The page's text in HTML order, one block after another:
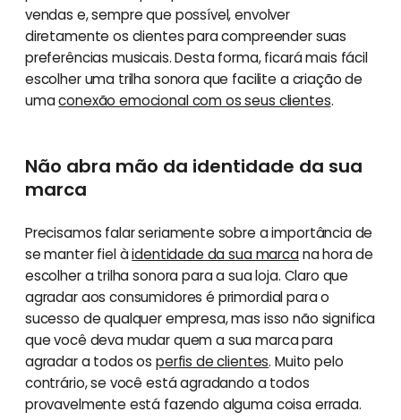
vendas e, sempre que possível, envolver
diretamente os clientes para compreender suas
preferências musicais. Desta forma, ficará mais fácil
escolher uma trilha sonora que facilite a criação de
umaconexão emocional com os seus clientes.
Não abra mão da identidade da sua
marca
Precisamos falar seriamente sobre a importância de
se manter fiel àidentidade da sua marcana hora de
escolher a trilha sonora para a sua loja. Claro que
agradar aos consumidores é primordial para o
sucesso de qualquer empresa, mas isso não significa
que você deva mudar quem a sua marca para
agradar a todos os perfis de clientes. Muito pelo
contrário, se você está agradando a todos
provavelmente está fazendo alguma coisa errada.